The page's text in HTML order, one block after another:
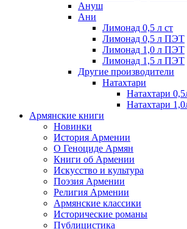
Ануш
Ани
Лимонад 0,5 л ст
Лимонад 0,5 л ПЭТ
Лимонад 1,0 л ПЭТ
Лимонад 1,5 л ПЭТ
Другие производители
Натахтари
Натахтари
Натахтари
Армянские книги
Новинки
История Армении
О Геноциде Армян
Книги об Армении
Иcкусство и культура
Поэзия Армении
Религия Армении
Армянские классики
Исторические романы
Публицистика